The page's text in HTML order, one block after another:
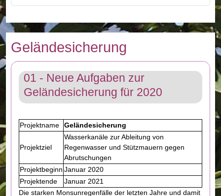
Geländesicherung
01 - Neue Aufgaben zur
Geländesicherung für 2020
Projektname Geländesicherung
Projektziel
Wasserkanäle zur Ableitung von
Regenwasser und Stützmauern gegen
Abrutschungen
Projektbeginn Januar 2020
Projektende
Januar 2021
Die starken Monsunregenfälle der letzten Jahre und damit